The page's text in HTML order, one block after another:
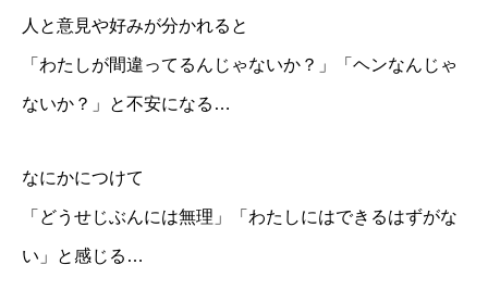
人と意見や好みが分かれると
「わたしが間違ってるんじゃないか？」「ヘンなんじゃ
ないか？」と不安になる…
なにかにつけて
「どうせじぶんには無理」「わたしにはできるはずがな
い」と感じる…